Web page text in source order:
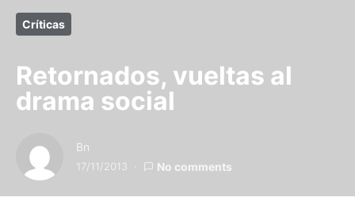
Críticas
Retornados, vueltas al
drama social
Bn
17/11/2013 No comments